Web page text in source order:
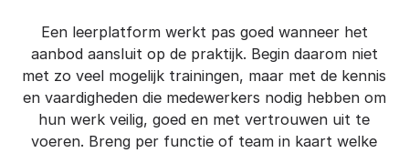
Een leerplatform werkt pas goed wanneer het
aanbod aansluit op de praktijk. Begin daarom niet
met zo veel mogelijk trainingen, maar met de kennis
en vaardigheden die medewerkers nodig hebben om
hun werk veilig, goed en met vertrouwen uit te
voeren. Breng per functie of team in kaart welke